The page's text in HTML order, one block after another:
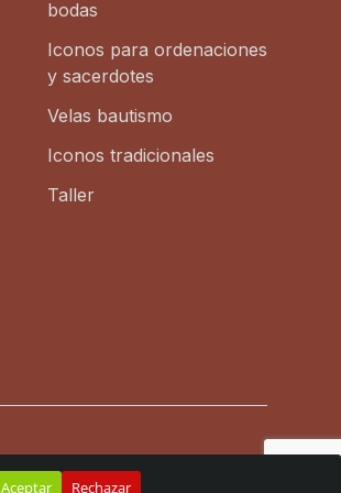
bodas
Iconos para ordenaciones
y sacerdotes
Velas bautismo
Iconos tradicionales
Taller
Aceptar Rechazar